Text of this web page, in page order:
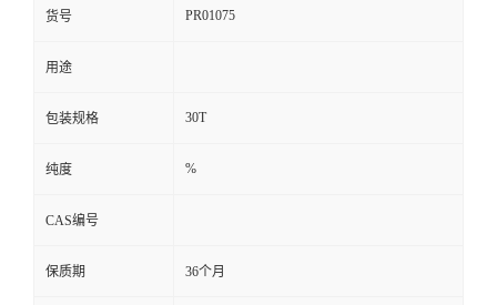
货号 PR01075
用途
包装规格 30T
纯度 %
CAS编号
保质期 36个月